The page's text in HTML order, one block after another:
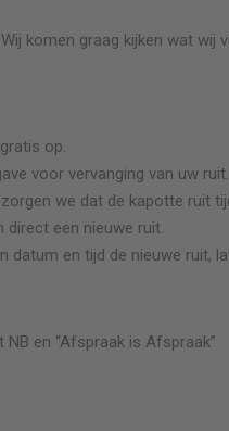
komen graag kijken wat wij
op.
voor vervanging van uw ruit.
we dat de kapotte ruit
direct een nieuwe ruit.
datum en tijd de nieuwe ruit,
NB en “Afspraak is Afspraak”